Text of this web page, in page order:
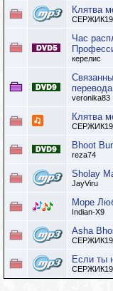
Клятва
Час
керелис
перевода
veronika83
Клятва
Bhoot
reza74
Sholay
JayViru
Море
Indian-X9
Asha
Если ты